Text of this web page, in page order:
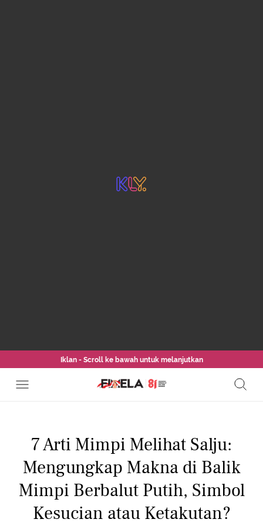
Iklan - Scroll ke bawah untuk melanjutkan
7 Arti Mimpi Melihat Salju:
Mengungkap Makna di Balik
Mimpi Berbalut Putih, Simbol
Kesucian atau Ketakutan?